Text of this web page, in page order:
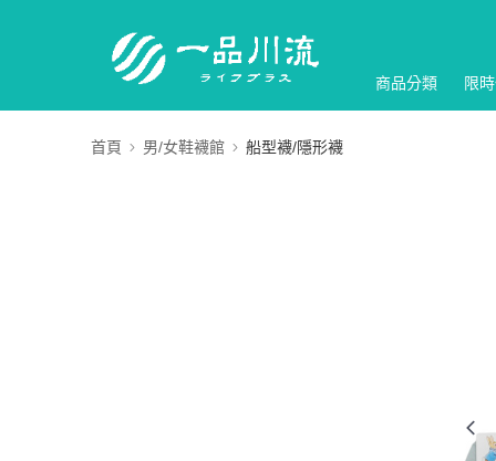
商品分類 限
首頁 男/女鞋襪館 船型襪/隱形襪